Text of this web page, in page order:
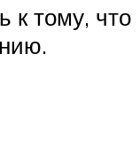
к тому, что